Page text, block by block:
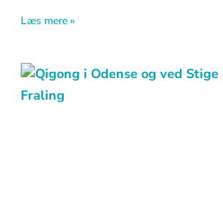
Læs mere »